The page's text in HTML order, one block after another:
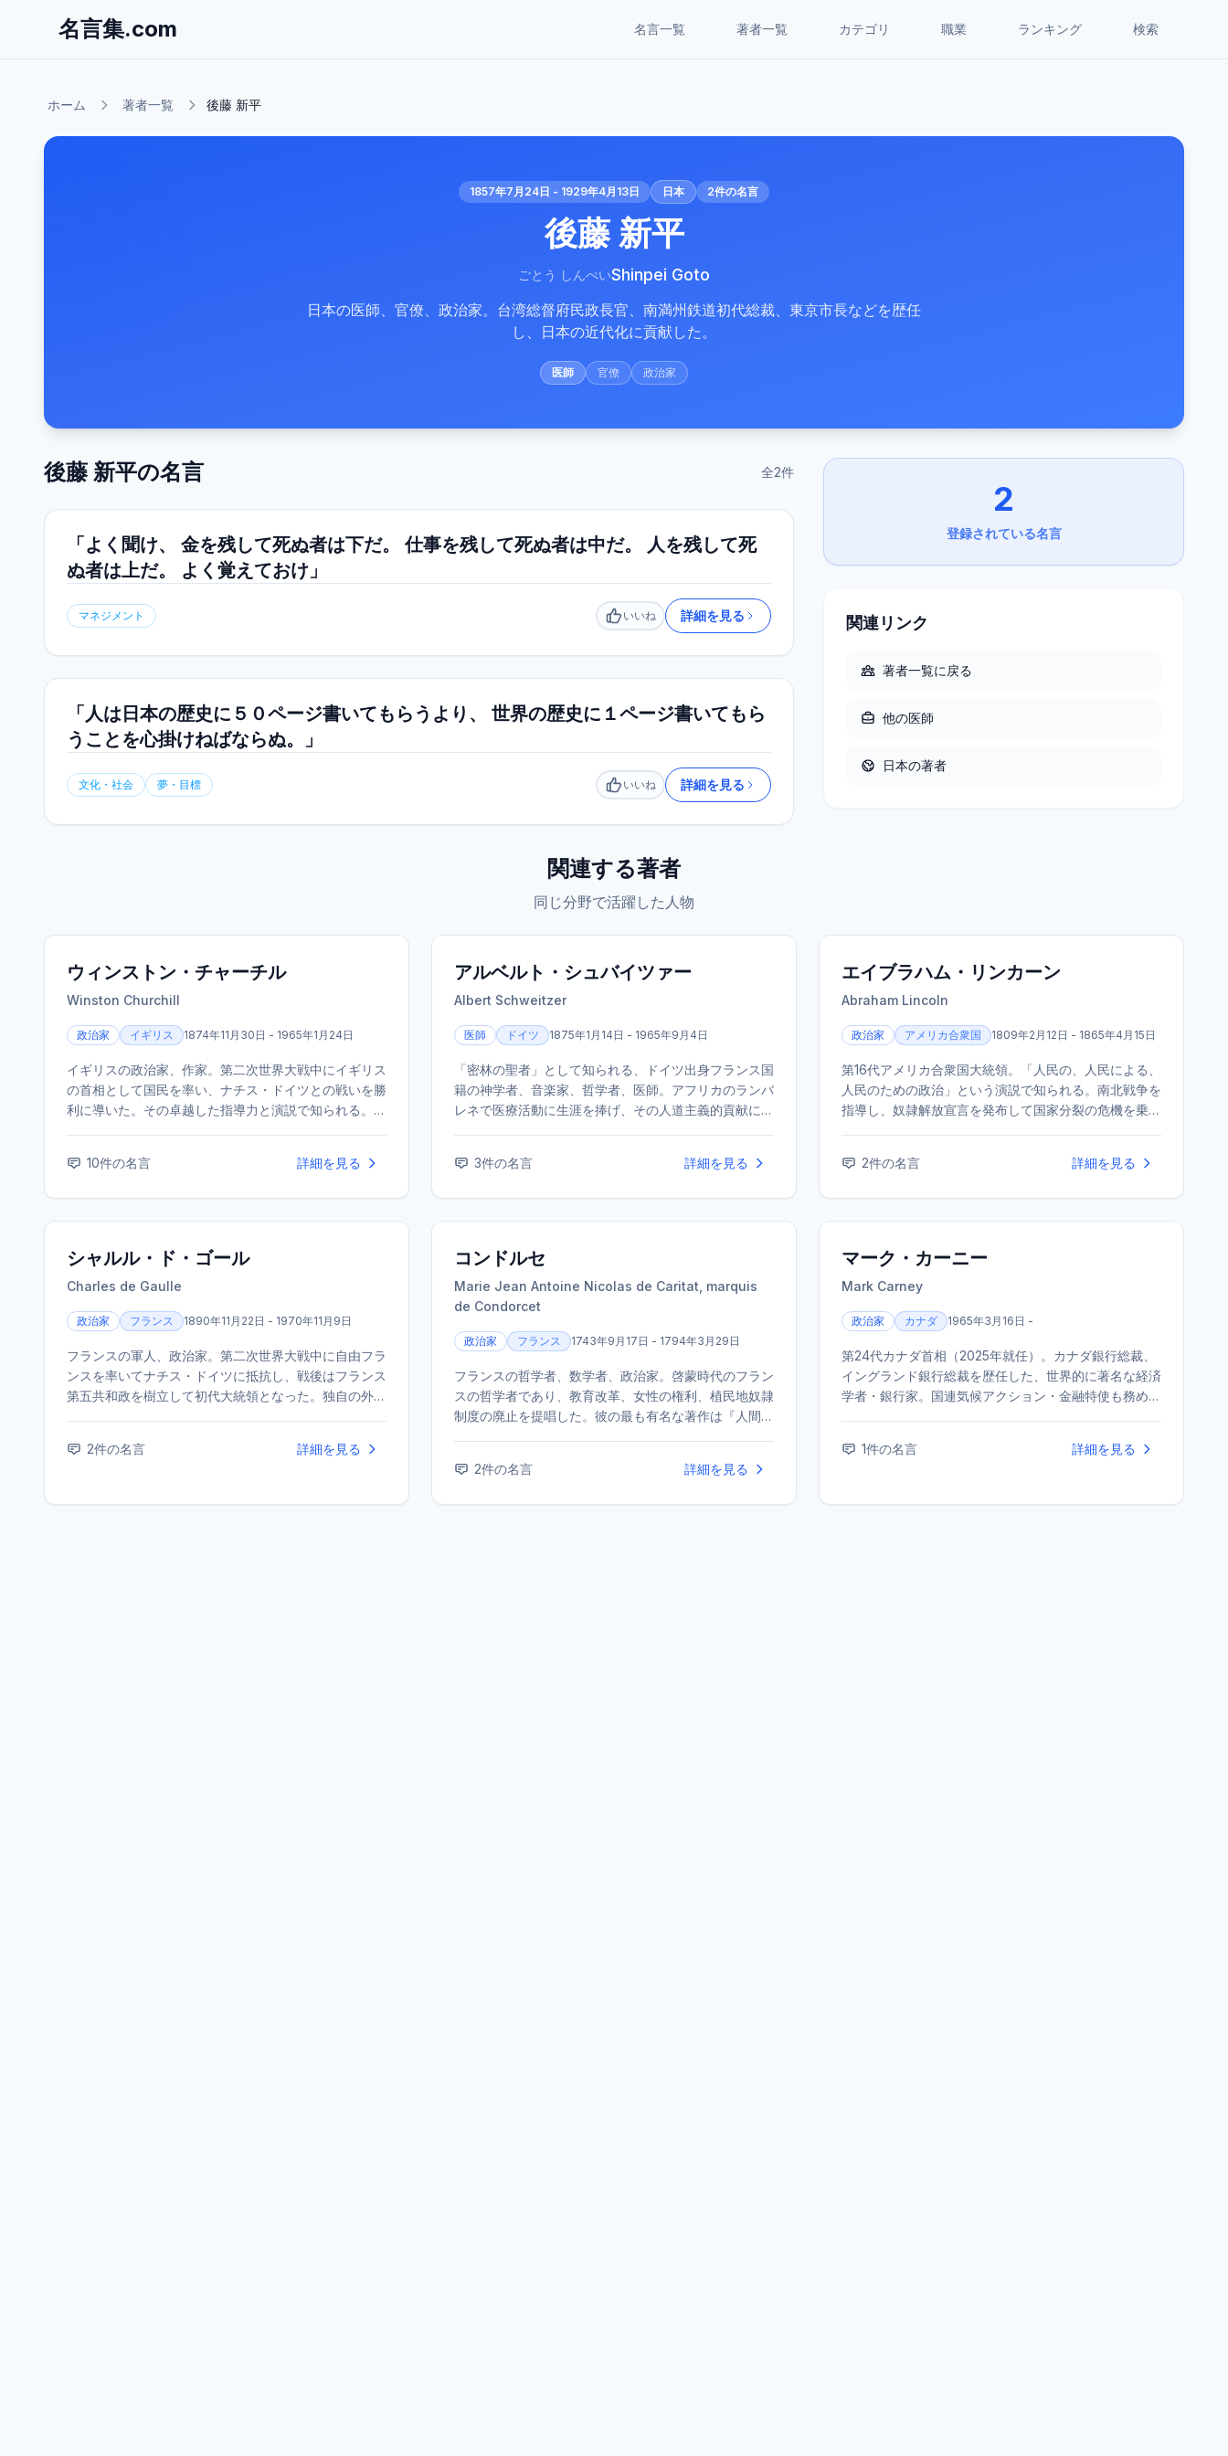
名言集.com 名言一覧 著者一覧 カテゴリ 職業 ランキング 検索
ホーム 著者一覧 後藤 新平
1857年7月24日 - 1929年4月13日 日本 2件の名言
後藤 新平
ごとう しんぺいShinpei Goto
日本の医師、官僚、政治家。台湾総督府民政長官、南満州鉄道初代総裁、東京市長などを歴任
し、日本の近代化に貢献した。
医師 官僚 政治家
後藤 新平の名言 全2件
「よく聞け、 金を残して死ぬ者は下だ。 仕事を残して死ぬ者は中だ。 人を残して死
ぬ者は上だ。 よく覚えておけ」
マネジメント いいね
いいね 詳細を見る
「人は日本の歴史に５０ページ書いてもらうより、 世界の歴史に１ページ書いてもら
うことを心掛けねばならぬ。」
文化・社会 夢・目標 いいね
いいね 詳細を見る
2
登録されている名言
関連リンク
著者一覧に戻る
他の医師
日本の著者
関連する著者
同じ分野で活躍した人物
ウィンストン・チャーチル
Winston Churchill
政治家 イギリス 1874年11月30日 - 1965年1月24日
イギリスの政治家、作家。第二次世界大戦中にイギリス
の首相として国民を率い、ナチス・ドイツとの戦いを勝
利に導いた。その卓越した指導力と演説で知られる。ま
10件の名言 詳細を見る
アルベルト・シュバイツァー
Albert Schweitzer
医師 ドイツ 1875年1月14日 - 1965年9月4日
「密林の聖者」として知られる、ドイツ出身フランス国
籍の神学者、音楽家、哲学者、医師。アフリカのランバ
レネで医療活動に生涯を捧げ、その人道主義的貢献によ
トの一人。
3件の名言 詳細を見る
エイブラハム・リンカーン
Abraham Lincoln
政治家 アメリカ合衆国 1809年2月12日 - 1865年4月15日
第16代アメリカ合衆国大統領。「人民の、人民による、
人民のための政治」という演説で知られる。南北戦争を
指導し、奴隷解放宣言を発布して国家分裂の危機を乗り
である。
2件の名言 詳細を見る
シャルル・ド・ゴール
Charles de Gaulle
政治家 フランス 1890年11月22日 - 1970年11月9日
フランスの軍人、政治家。第二次世界大戦中に自由フラ
ンスを率いてナチス・ドイツに抵抗し、戦後はフランス
第五共和政を樹立して初代大統領となった。独自の外交
2件の名言 詳細を見る
コンドルセ
Marie Jean Antoine Nicolas de Caritat, marquis
de Condorcet
政治家 フランス 1743年9月17日 - 1794年3月29日
フランスの哲学者、数学者、政治家。啓蒙時代のフラン
スの哲学者であり、教育改革、女性の権利、植民地奴隷
制度の廃止を提唱した。彼の最も有名な著作は『人間精
2件の名言 詳細を見る
マーク・カーニー
Mark Carney
政治家 カナダ 1965年3月16日 -
第24代カナダ首相（2025年就任）。カナダ銀行総裁、
イングランド銀行総裁を歴任した、世界的に著名な経済
学者・銀行家。国連気候アクション・金融特使も務め
る新たな国際秩序」を提唱し、国際社会で大きな影響力
1件の名言 詳細を見る